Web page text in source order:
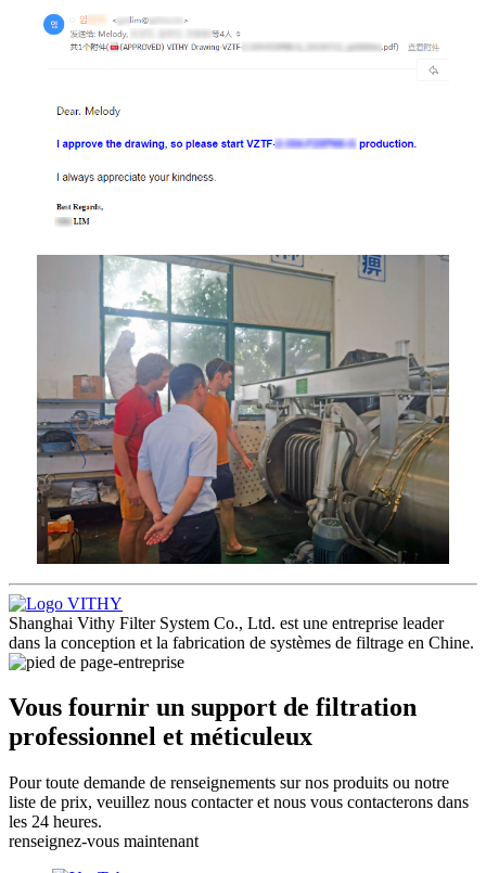
Shanghai Vithy Filter System Co., Ltd. est une entreprise leader
dans la conception et la fabrication de systèmes de filtrage en Chine.
Vous fournir un support de filtration
professionnel et méticuleux
Pour toute demande de renseignements sur nos produits ou notre
liste de prix, veuillez nous contacter et nous vous contacterons dans
les 24 heures.
renseignez-vous maintenant